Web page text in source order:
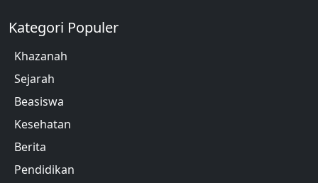
Kategori Populer
Khazanah
Sejarah
Beasiswa
Kesehatan
Berita
Pendidikan